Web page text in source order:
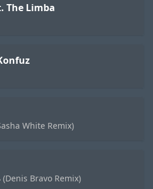
The Limba
White Remix)
Bravo Remix)